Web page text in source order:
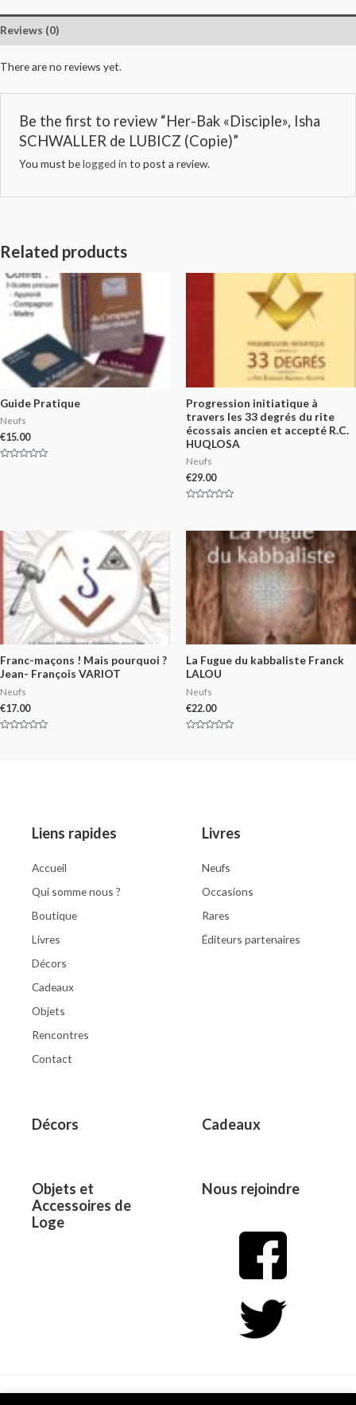
Reviews (0)
There are no reviews yet.
Be the first to review “Her-Bak «Disciple», Isha
SCHWALLER de LUBICZ (Copie)”
You must belogged in to post a review.
Related products
Guide Pratique
Neufs
€15.00
Progression initiatique à
travers les 33 degrés du rite
écossais ancien et accepté R.C.
HUQLOSA
Neufs
€29.00
of
5
Franc-maçons ! Mais pourquoi ?
Jean- François VARIOT
Neufs
€17.00
La Fugue du kabbaliste Franck
LALOU
Neufs
€22.00
Liens rapides
Accueil
Qui somme nous ?
Boutique
Livres
Décors
Cadeaux
Objets
Rencontres
Contact
Livres
Neufs
Occasions
Rares
Éditeurs partenaires
Décors Cadeaux
Objets et
Accessoires de
Loge
Nous rejoindre